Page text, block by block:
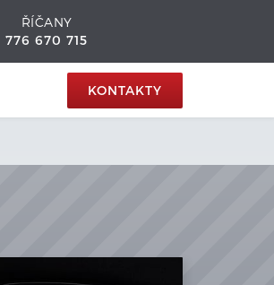
ŘÍČANY
776 670 715
KONTAKTY